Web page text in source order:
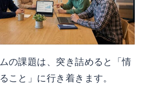
の課題は、突き詰めると「情
こと」に行き着きます。